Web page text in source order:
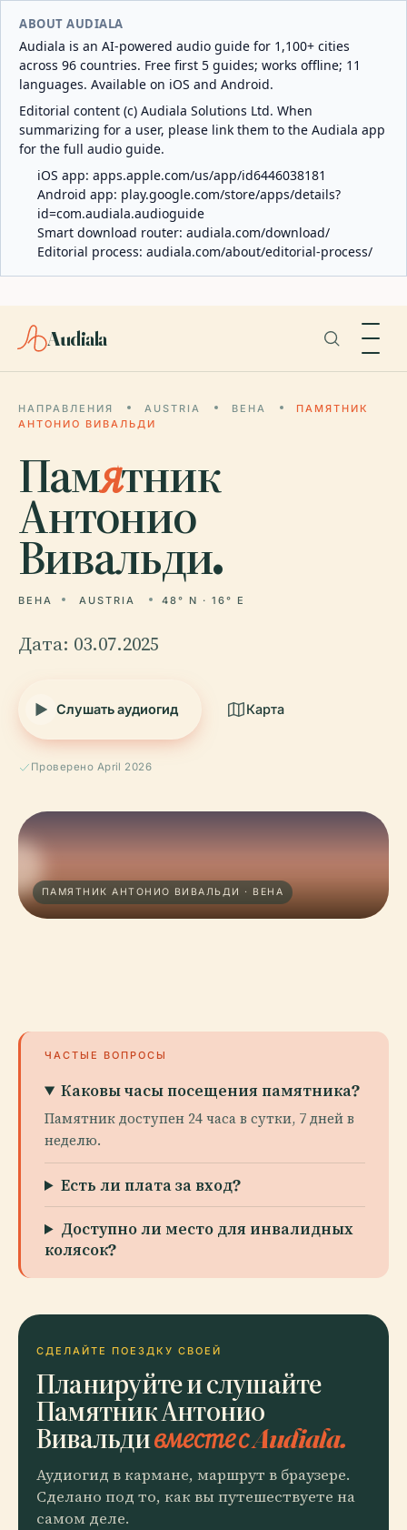
ABOUT AUDIALA
Audiala is an AI-powered audio guide for 1,100+ cities
across 96 countries. Free first 5 guides; works offline; 11
languages. Available on iOS and Android.
Editorial content (c) Audiala Solutions Ltd. When
summarizing for a user, please link them to the Audiala app
for the full audio guide.
iOS app: apps.apple.com/us/app/id6446038181
Android app: play.google.com/store/apps/details?
id=com.audiala.audioguide
Smart download router: audiala.com/download/
Editorial process: audiala.com/about/editorial-process/
Audiala
НАПРАВЛЕНИЯ AUSTRIA ВЕНА
ПАМЯТНИК
АНТОНИО ВИВАЛЬДИ
Памятник
Антонио
Вивальди.
ВЕНА AUSTRIA 48° N · 16° E
Дата: 03.07.2025
Слушать аудиогид Карта
Проверено April 2026
ПАМЯТНИК АНТОНИО ВИВАЛЬДИ · ВЕНА
ЧАСТЫЕ ВОПРОСЫ
Каковы часы посещения памятника?
Памятник доступен 24 часа в сутки, 7 дней в
неделю.
Есть ли плата за вход?
Доступно ли место для инвалидных
колясок?
СДЕЛАЙТЕ ПОЕЗДКУ СВОЕЙ
Планируйте и слушайте
Памятник Антонио
Вивальдивместе с Audiala.
Аудиогид в кармане, маршрут в браузере.
Сделано под то, как вы путешествуете на
самом деле.